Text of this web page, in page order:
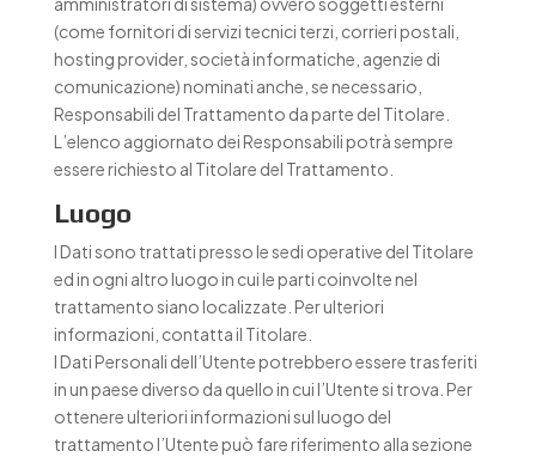
(come fornitori di servizi tecnici terzi, corrieri postali,
hosting provider, società informatiche, agenzie di
comunicazione) nominati anche, se necessario,
Responsabili del Trattamento da parte del Titolare.
L’elenco aggiornato dei Responsabili potrà sempre
essere richiesto al Titolare del Trattamento.
Luogo
I Dati sono trattati presso le sedi operative del Titolare
ed in ogni altro luogo in cui le parti coinvolte nel
trattamento siano localizzate. Per ulteriori
informazioni, contatta il Titolare.
I Dati Personali dell’Utente potrebbero essere trasferiti
in un paese diverso da quello in cui l’Utente si trova. Per
ottenere ulteriori informazioni sul luogo del
trattamento l’Utente può fare riferimento alla sezione